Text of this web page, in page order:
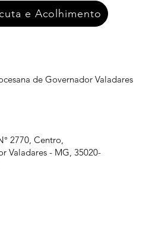
de Governador Valadares
2770, Centro,
Valadares - MG, 35020-
e Acolhimento